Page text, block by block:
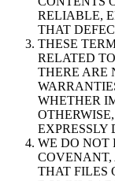
RELIABLE,
THAT
THESE
RELATED
THERE ARE
WHETHER
EXPRESSLY
WE DO NOT
THAT FILES